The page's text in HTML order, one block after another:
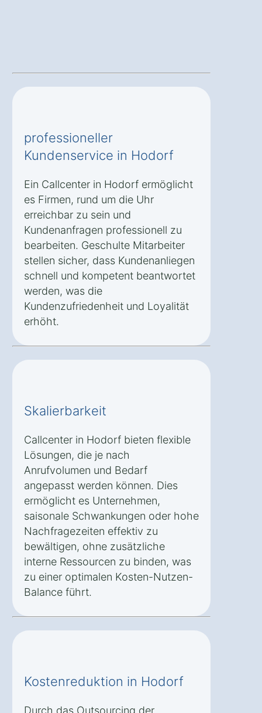
professioneller
Kundenservice in Hodorf
Ein Callcenter in Hodorf ermöglicht
es Firmen, rund um die Uhr
erreichbar zu sein und
Kundenanfragen professionell zu
bearbeiten. Geschulte Mitarbeiter
stellen sicher, dass Kundenanliegen
schnell und kompetent beantwortet
werden, was die
Kundenzufriedenheit und Loyalität
erhöht.
Skalierbarkeit
Callcenter in Hodorf bieten flexible
Lösungen, die je nach
Anrufvolumen und Bedarf
angepasst werden können. Dies
ermöglicht es Unternehmen,
saisonale Schwankungen oder hohe
Nachfragezeiten effektiv zu
bewältigen, ohne zusätzliche
interne Ressourcen zu binden, was
zu einer optimalen Kosten-Nutzen-
Balance führt.
Kostenreduktion in Hodorf
Durch das Outsourcing der